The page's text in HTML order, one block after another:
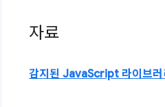
자료
감지된 JavaScript 라이브러